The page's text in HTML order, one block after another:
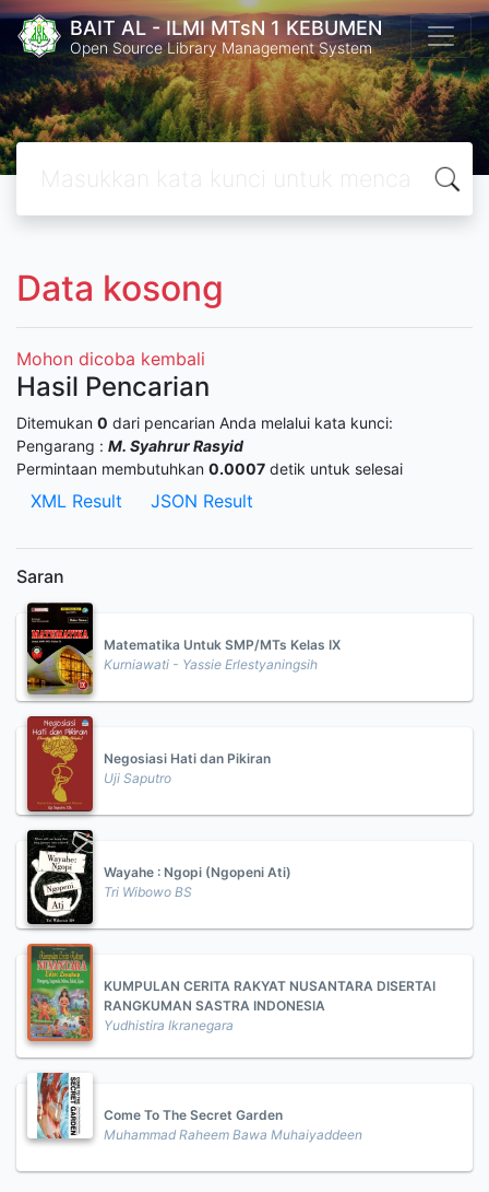
BAIT AL - ILMI MTsN 1 KEBUMEN
Open Source Library Management System
Data kosong
Mohon dicoba kembali
Hasil Pencarian
Ditemukan 0 dari pencarian Anda melalui kata kunci:
Pengarang : M. Syahrur Rasyid
Permintaan membutuhkan 0.0007 detik untuk selesai
XML Result JSON Result
Saran
Matematika Untuk SMP/MTs Kelas IX
Kurniawati - Yassie Erlestyaningsih
Negosiasi Hati dan Pikiran
Uji Saputro
Wayahe : Ngopi (Ngopeni Ati)
Tri Wibowo BS
KUMPULAN CERITA RAKYAT NUSANTARA DISERTAI
RANGKUMAN SASTRA INDONESIA
Yudhistira Ikranegara
Come To The Secret Garden
Muhammad Raheem Bawa Muhaiyaddeen